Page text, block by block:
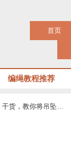
首页
编绳教程推荐